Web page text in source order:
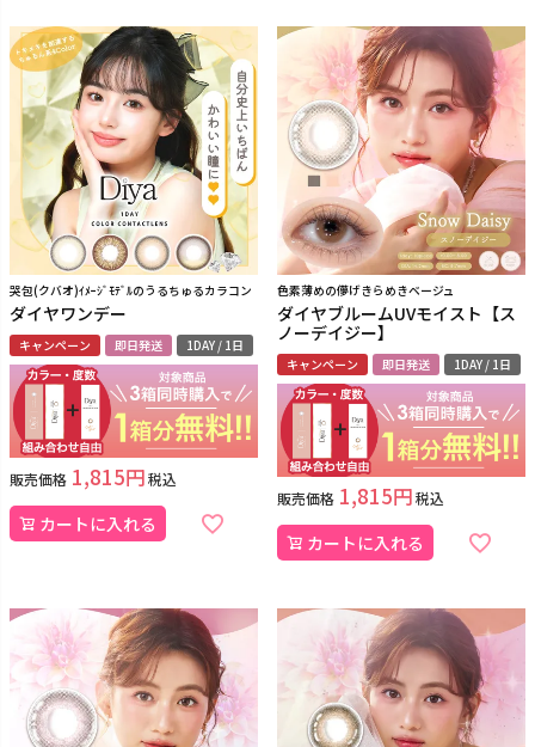
哭包(クバオ)ｲﾒｰｼﾞﾓﾃﾞﾙのうるちゅるカラコン
ダイヤワンデー
キャンペーン 即日発送 1DAY / 1日
販売価格 1,815 税込
カートに入れる
色素薄めの儚げきらめきベージュ
ダイヤブルームUVモイスト【ス
ノーデイジー】
キャンペーン 即日発送 1DAY / 1日
販売価格 1,815 税込
カートに入れる